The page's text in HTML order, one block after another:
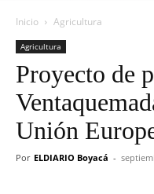
Inicio Agricultura
Agricultura
Proyecto de
Unión
Por ELDIARIO Boyacá -